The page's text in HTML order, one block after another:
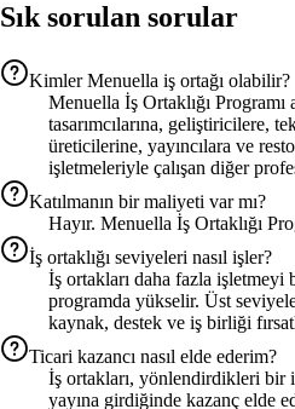
Sık sorulan sorular
Kimler Menuella iş ortağı olabilir?
Menuella İş Ortaklığı Programı
tasarımcılarına, geliştiricilere,
üreticilerine, yayıncılara ve
işletmeleriyle çalışan diğer
Katılmanın bir maliyeti var mı?
Hayır. Menuella İş Ortaklığı
İş ortaklığı seviyeleri nasıl işler?
İş ortakları daha fazla işletmeyi
programda yükselir. Üst
kaynak, destek ve iş birliği
Ticari kazancı nasıl elde ederim?
İş ortakları, yönlendirdikleri bir
yayına girdiğinde kazanç elde